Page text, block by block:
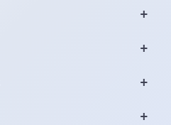
+
+
+
+